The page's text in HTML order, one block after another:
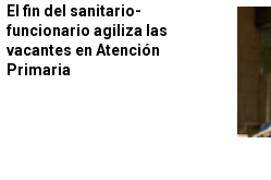
El fin del sanitario-
funcionario agiliza las
vacantes en Atención
Primaria